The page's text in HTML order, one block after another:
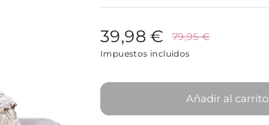
39,98 € 79,95 €
Impuestos incluidos
Añadir al carrito